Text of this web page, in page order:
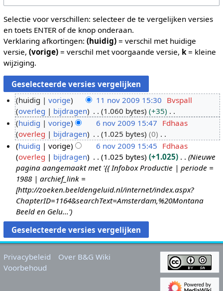
Selectie voor verschillen: selecteer de te vergelijken versies
en toets ENTER of de knop onderaan.
Verklaring afkortingen: (huidig)= verschil met huidige
versie, (vorige)= verschil met voorgaande versie, k= kleine
wijziging.
1
o
huidig vorige 11 nov 2009 15:30 Bvspall
overleg
bijdragen 1.060 bytes
+35
G
e
e
n
b
e
w
e
r
k
i
n
n
huidig vorige 6 nov 2009 15:47 Fdhaas
overleg
bijdragen 1.025 bytes
0
G
e
e
n
b
e
w
e
r
k
i
n
huidig vorige 6 nov 2009 15:45 Fdhaas
overleg
bijdragen 1.025 bytes +1.025
Nieuwe
pagina aangemaakt met '{{ Infobox Productie | periode =
1988 | archief_link =
[http://zoeken.beeldengeluid.nl/internet/index.aspx?
ChapterID=1164&searchText=Amsterdam,%20Montana
Beeld en Gelu...'
Privacybeleid
Over B&G Wiki
Voorbehoud